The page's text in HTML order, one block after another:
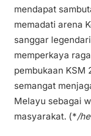
mendapat
memadati arena
sanggar
memperkaya
pembukaan KSM
semangat
Melayu sebagai
masyarakat. (*/